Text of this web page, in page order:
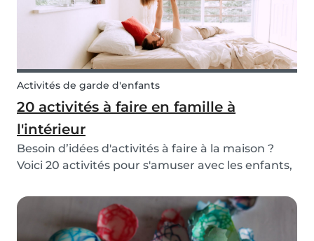
Activités de garde d'enfants
20 activités à faire en famille à
l'intérieur
Besoin d’idées d'activités à faire à la maison ?
Voici 20 activités pour s'amuser avec les enfants,